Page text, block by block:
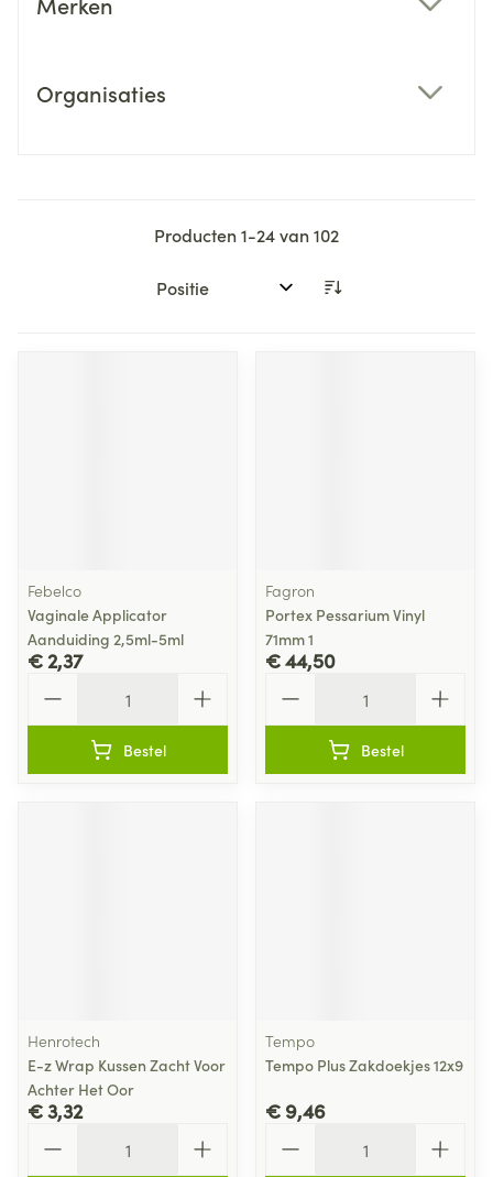
Organisaties
Producten1-24van102
Sorteer op:
Febelco
Vaginale Applicator
Aanduiding 2,5ml-5ml
€ 2,37
Bestel
Fagron
Portex Pessarium Vinyl
71mm 1
€ 44,50
Bestel
Henrotech
E-z Wrap Kussen Zacht Voor
Achter Het Oor
€ 3,32
Tempo
Tempo Plus Zakdoekjes 12x9
€ 9,46